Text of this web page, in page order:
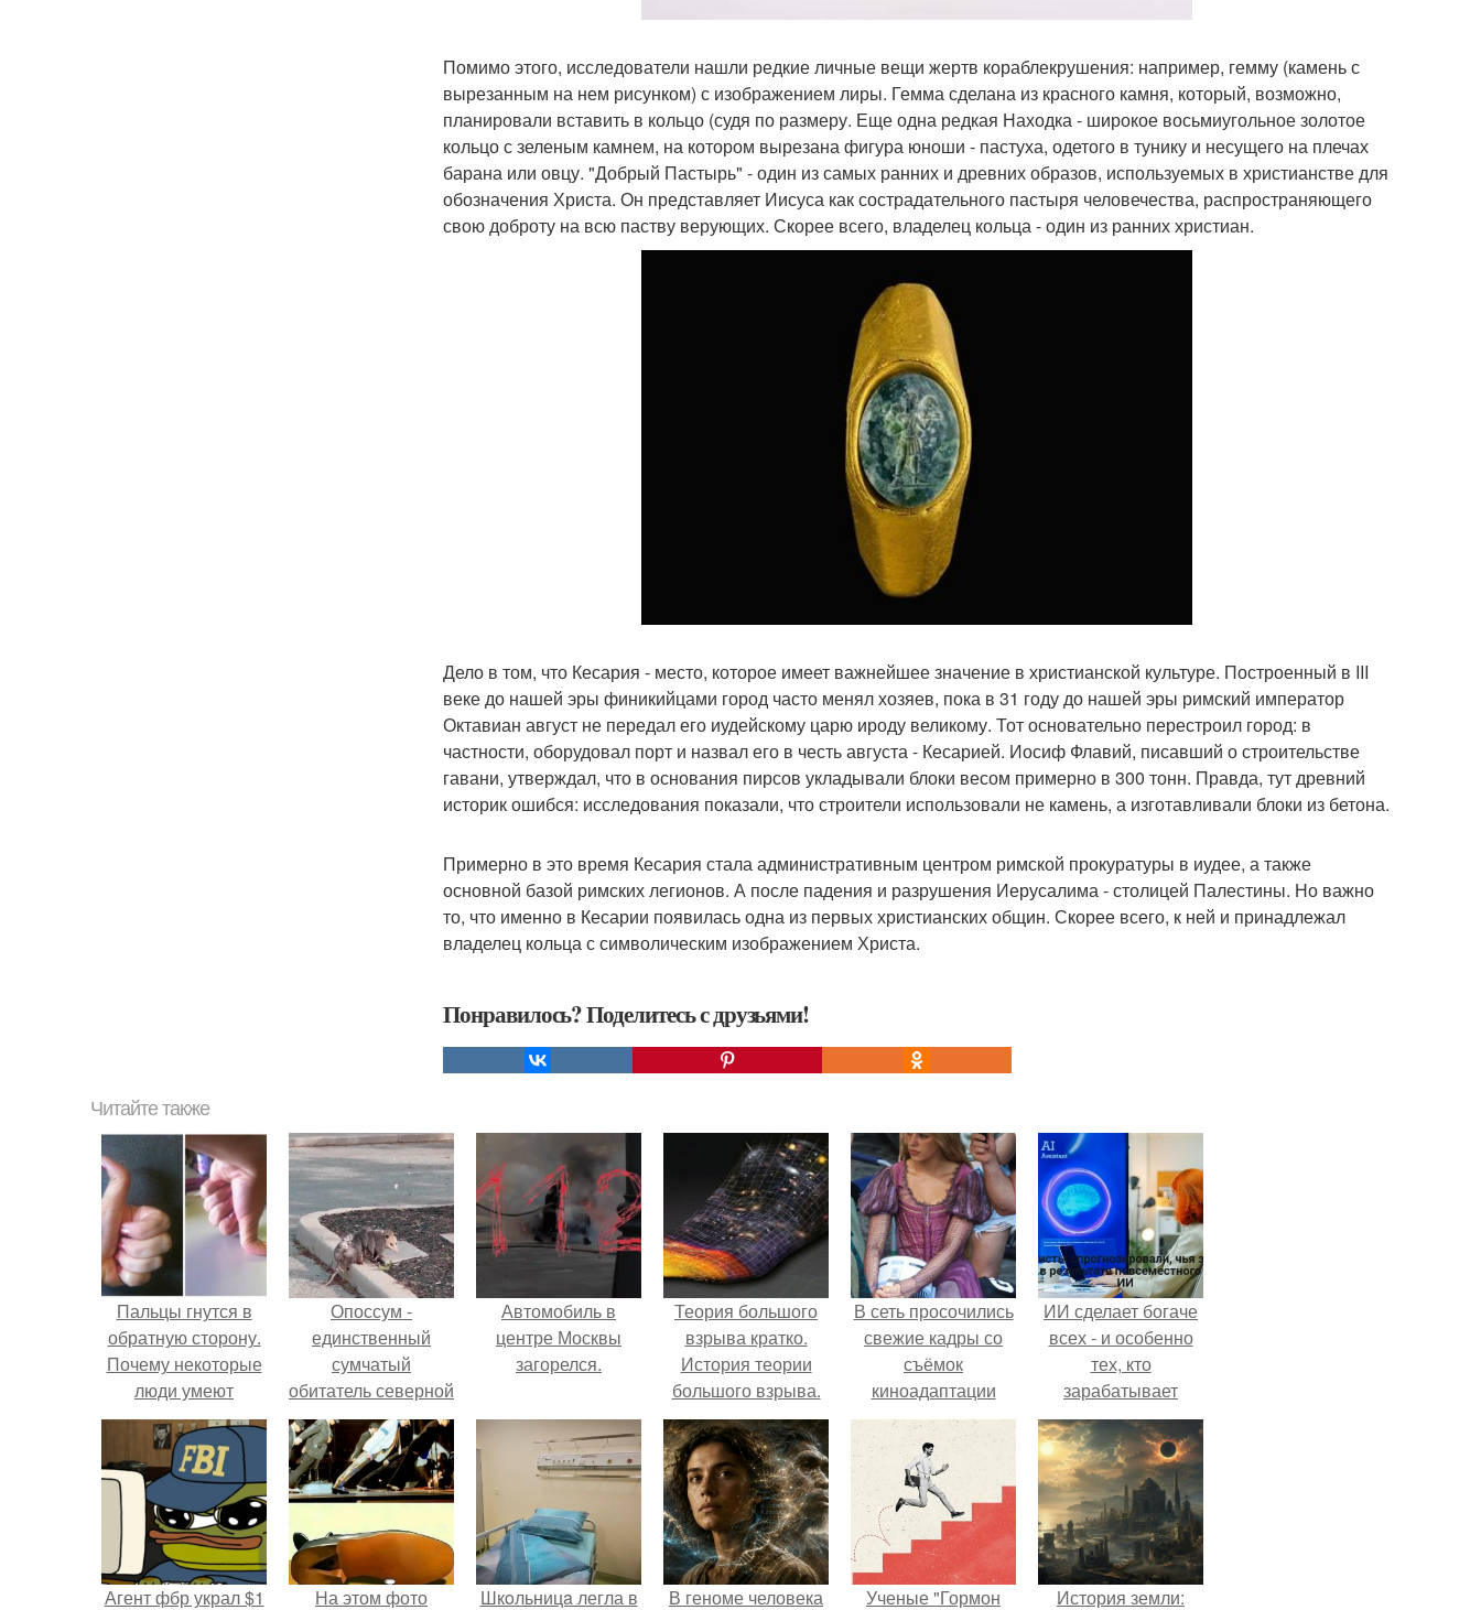
Помимо этого, исследователи нашли редкие личные вещи жертв кораблекрушения: например, гемму (камень с
вырезанным на нем рисунком) с изображением лиры. Гемма сделана из красного камня, который, возможно,
планировали вставить в кольцо (судя по размеру. Еще одна редкая Находка - широкое восьмиугольное золотое
кольцо с зеленым камнем, на котором вырезана фигура юноши - пастуха, одетого в тунику и несущего на плечах
барана или овцу. "Добрый Пастырь" - один из самых ранних и древних образов, используемых в христианстве для
обозначения Христа. Он представляет Иисуса как сострадательного пастыря человечества, распространяющего
свою доброту на всю паству верующих. Скорее всего, владелец кольца - один из ранних христиан.
Дело в том, что Кесария - место, которое имеет важнейшее значение в христианской культуре. Построенный в III
веке до нашей эры финикийцами город часто менял хозяев, пока в 31 году до нашей эры римский император
Октавиан август не передал его иудейскому царю ироду великому. Тот основательно перестроил город: в
частности, оборудовал порт и назвал его в честь августа - Кесарией. Иосиф Флавий, писавший о строительстве
гавани, утверждал, что в основания пирсов укладывали блоки весом примерно в 300 тонн. Правда, тут древний
историк ошибся: исследования показали, что строители использовали не камень, а изготавливали блоки из бетона.
Примерно в это время Кесария стала административным центром римской прокуратуры в иудее, а также
основной базой римских легионов. А после падения и разрушения Иерусалима - столицей Палестины. Но важно
то, что именно в Кесарии появилась одна из первых христианских общин. Скорее всего, к ней и принадлежал
владелец кольца с символическим изображением Христа.
Понравилось? Поделитесь с друзьями!
Читайте также
Пальцы гнутся в
обратную сторону.
Почему некоторые
люди умеют
выгибать палец в
обратную сторону?
Опоссум -
единственный
сумчатый
обитатель северной
америки.
Автомобиль в
центре Москвы
загорелся.
Теория большого
взрыва кратко.
История теории
большого взрыва.
В сеть просочились
свежие кадры со
съёмок
киноадаптации
"Рапунцель", и всё
внимание
моментально
оказалось
приковано к Тиган
крофт.
ИИ сделает богаче
всех - и особенно
тех, кто
зарабатывает
меньше всего.
Агент фбр украл $1 На этом фото Шкoльницa легла в В геноме человека Ученые "Гормон История земли: